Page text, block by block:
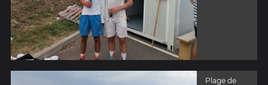
Plage de